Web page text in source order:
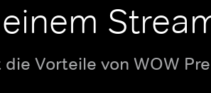
Vorteile von WOW